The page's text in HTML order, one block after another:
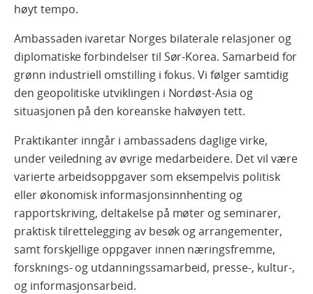
høyt tempo.
Ambassaden ivaretar Norges bilaterale relasjoner og
diplomatiske forbindelser til Sør-Korea. Samarbeid for
grønn industriell omstilling i fokus. Vi følger samtidig
den geopolitiske utviklingen i Nordøst-Asia og
situasjonen på den koreanske halvøyen tett.
Praktikanter inngår i ambassadens daglige virke,
under veiledning av øvrige medarbeidere. Det vil være
varierte arbeidsoppgaver som eksempelvis politisk
eller økonomisk informasjonsinnhenting og
rapportskriving, deltakelse på møter og seminarer,
praktisk tilrettelegging av besøk og arrangementer,
samt forskjellige oppgaver innen næringsfremme,
forsknings- og utdanningssamarbeid, presse-, kultur-,
og informasjonsarbeid.